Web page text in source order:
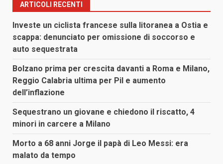
ARTICOLI RECENTI
Investe un ciclista francese sulla litoranea a Ostia e
scappa: denunciato per omissione di soccorso e
auto sequestrata
Bolzano prima per crescita davanti a Roma e Milano,
Reggio Calabria ultima per Pil e aumento
dell’inflazione
Sequestrano un giovane e chiedono il riscatto, 4
minori in carcere a Milano
Morto a 68 anni Jorge il papà di Leo Messi: era
malato da tempo